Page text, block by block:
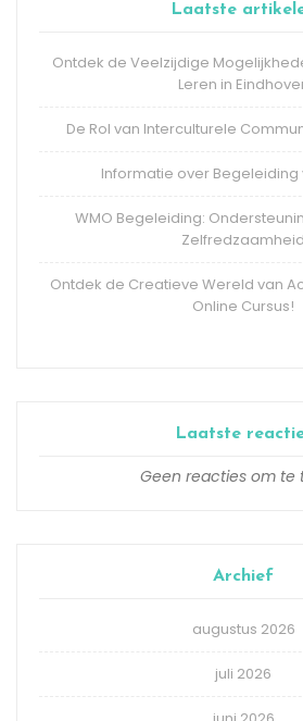
Laatste
Ontdek de Veelzijdige
Leren in
De Rol van Interculturele
Informatie over Begeleiding
WMO Begeleiding:
Zelfredzaamheid
Ontdek de Creatieve Wereld van
Online Cursus!
Laatste
Geen reacties om te
Archief
augustus 2026
juli 2026